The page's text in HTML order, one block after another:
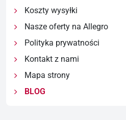
Koszty wysyłki
Nasze oferty na Allegro
Polityka prywatności
Kontakt z nami
Mapa strony
BLOG